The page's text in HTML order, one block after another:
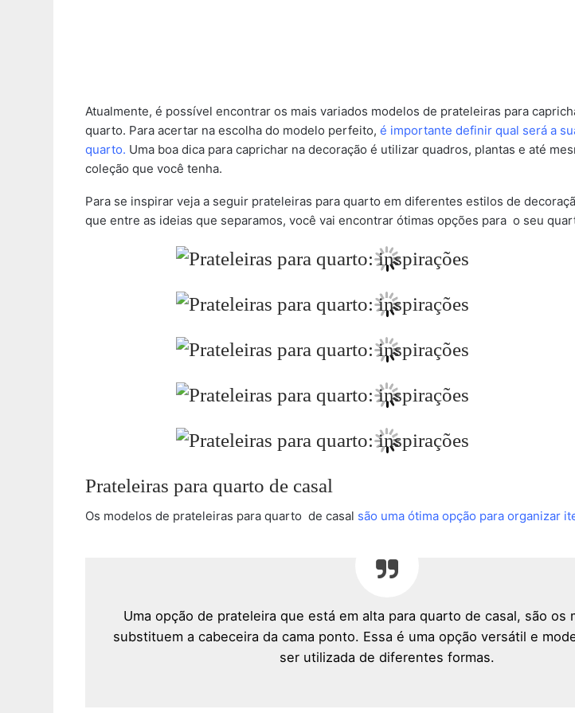
Atualmente, é possível encontrar os mais variados modelos de prateleiras para
quarto. Para acertar na escolha do modelo perfeito, é importante definir qual será a
quarto. Uma boa dica para caprichar na decoração é utilizar quadros, plantas e até
coleção que você tenha.
Para se inspirar veja a seguir prateleiras para quarto em diferentes estilos de
que entre as ideias que separamos, você vai encontrar ótimas opções para o seu
Prateleiras para quarto de casal
Os modelos de prateleiras para quarto de casal são uma ótima opção para organizar
Uma opção de prateleira que está em alta para quarto de casal, são os
substituem a cabeceira da cama ponto. Essa é uma opção versátil e
ser utilizada de diferentes formas.